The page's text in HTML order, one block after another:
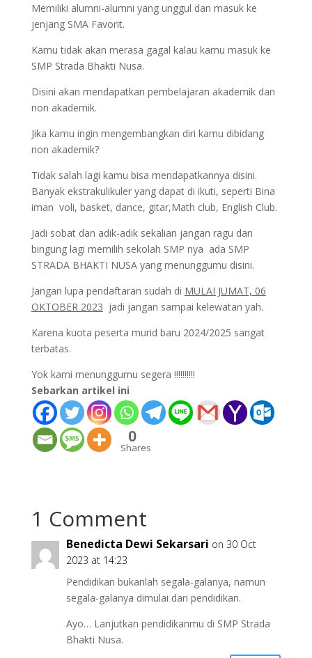
Memiliki alumni-alumni yang unggul dan masuk ke
jenjang SMA Favorit.
Kamu tidak akan merasa gagal kalau kamu masuk ke
SMP Strada Bhakti Nusa.
Disini akan mendapatkan pembelajaran akademik dan
non akademik.
Jika kamu ingin mengembangkan diri kamu dibidang
non akademik?
Tidak salah lagi kamu bisa mendapatkannya disini.
Banyak ekstrakulikuler yang dapat di ikuti, seperti Bina
iman voli, basket, dance, gitar,Math club, English Club.
Jadi sobat dan adik-adik sekalian jangan ragu dan
bingung lagi memilih sekolah SMP nya ada SMP
STRADA BHAKTI NUSA yang menunggumu disini.
Jangan lupa pendaftaran sudah di MULAI JUMAT, 06
OKTOBER 2023 jadi jangan sampai kelewatan yah.
Karena kuota peserta murid baru 2024/2025 sangat
terbatas.
Yok kami menunggumu segera !!!!!!!!!!
Sebarkan artikel ini
0
Shares
1 Comment
Benedicta Dewi Sekarsari on 30 Oct
2023 at 14:23
Pendidikan bukanlah segala-galanya, namun
segala-galanya dimulai dari pendidikan.
Ayo… Lanjutkan pendidikanmu di SMP Strada
Bhakti Nusa.